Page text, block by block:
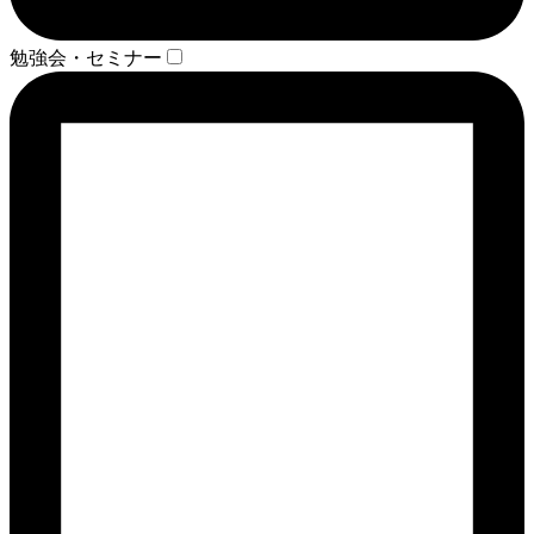
勉強会・セミナー